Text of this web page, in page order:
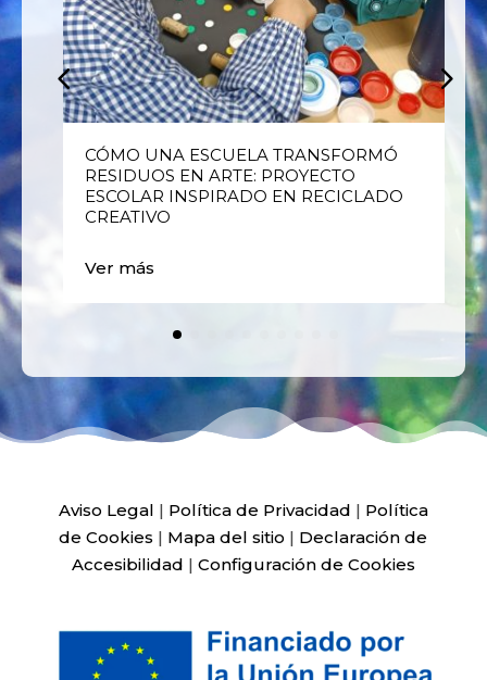
CÓMO UNA ESCUELA TRANSFORMÓ
RESIDUOS EN ARTE: PROYECTO
ESCOLAR INSPIRADO EN RECICLADO
CREATIVO
Ver más
Aviso Legal | Política de Privacidad | Política
de Cookies | Mapa del sitio | Declaración de
Accesibilidad | Configuración de Cookies